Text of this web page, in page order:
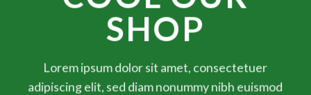
SHOP
Lorem ipsum dolor sit amet, consectetuer
adipiscing elit, sed diam nonummy nibh euismod